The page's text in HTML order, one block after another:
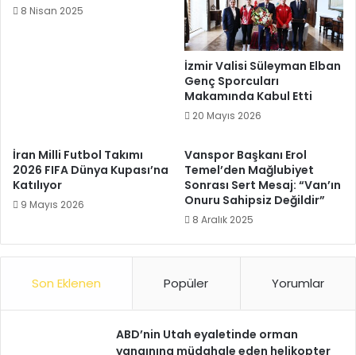
8 Nisan 2025
İzmir Valisi Süleyman Elban
Genç Sporcuları
Makamında Kabul Etti
20 Mayıs 2026
İran Milli Futbol Takımı
2026 FIFA Dünya Kupası’na
Katılıyor
9 Mayıs 2026
Vanspor Başkanı Erol
Temel’den Mağlubiyet
Sonrası Sert Mesaj: “Van’ın
Onuru Sahipsiz Değildir”
8 Aralık 2025
Son Eklenen Popüler Yorumlar
ABD’nin Utah eyaletinde orman
yangınına müdahale eden helikopter